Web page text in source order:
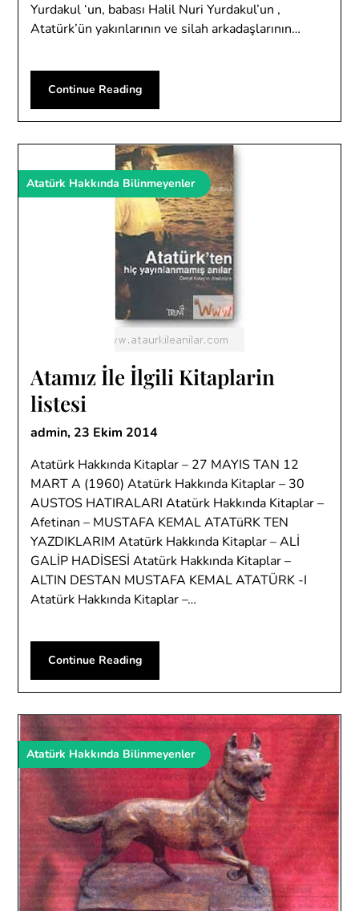
Yurdakul ‘un, babası Halil Nuri Yurdakul’un ,
Atatürk’ün yakınlarının ve silah arkadaşlarının…
Continue Reading
Atatürk Hakkında Bilinmeyenler
Atamız İle İlgili Kitaplarin
listesi
admin, 23 Ekim 2014
Atatürk Hakkında Kitaplar – 27 MAYIS TAN 12
MART A (1960) Atatürk Hakkında Kitaplar – 30
AUSTOS HATIRALARI Atatürk Hakkında Kitaplar –
Afetinan – MUSTAFA KEMAL ATATüRK TEN
YAZDIKLARIM Atatürk Hakkında Kitaplar – ALİ
GALİP HADİSESİ Atatürk Hakkında Kitaplar –
ALTIN DESTAN MUSTAFA KEMAL ATATÜRK -I
Atatürk Hakkında Kitaplar –…
Continue Reading
Atatürk Hakkında Bilinmeyenler